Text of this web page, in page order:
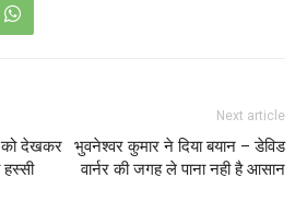
को देखकर
Next article
भुवनेश्वर कुमार ने दिया बयान – डेविड
वार्नर की जगह ले पाना नही है आसान